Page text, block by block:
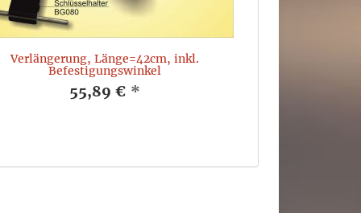
Verlängerung, Länge=42cm, inkl.
Befestigungswinkel
55,89 € *